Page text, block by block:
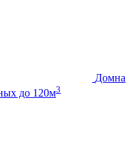
Домна
до 120м3